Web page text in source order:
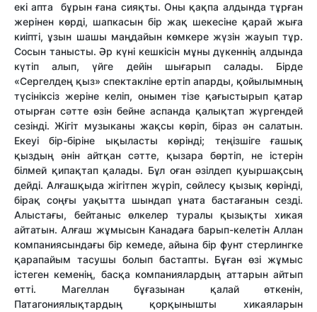
екі апта бұрын ғана сияқты. Оны қақпа алдында тұрған
жерінен көрді, шапкасын бір жақ шекесіне қарай жыға
киіпті, ұзын шашы маңдайын көмкере жүзін жауып тұр.
Сосын танысты. Әр күні кешкісін мұны дүкеннің алдында
күтіп алып, үйге дейін шығарып салады. Бірде
«Сергелдең қыз» спектакліне ертіп апарды, қойылымның
түсініксіз жеріне келіп, онымен тізе қағыстырып қатар
отырған сәтте өзін бейне аспанда қалықтап жүргендей
сезінді. Жігіт музыканы жақсы көріп, біраз ән салатын.
Екеуі бір-біріне ықыласты көрінді; теңізшіге ғашық
қыздың әнін айтқан сәтте, қызара бөртіп, не істерін
білмей қипақтап қалады. Бұл оған әзілдеп қуыршақсың
дейді. Алғашқыда жігітпен жүріп, сөйлесу қызық көрінді,
бірақ соңғы уақытта шындап ұната бастағанын сезді.
Алыстағы, бейтаныс өлкелер туралы қызықты хикая
айтатын. Алғаш жұмысын Канадаға барып-келетін Аллан
компаниясындағы бір кемеде, айына бір фунт стерлингке
қарапайым тасушы болып бастапты. Бұған өзі жұмыс
істеген кеменің, басқа компаниялардың аттарын айтып
өтті. Магеллан бұғазынан қалай өткенін,
Патагониялықтардың қорқынышты хикаяларын